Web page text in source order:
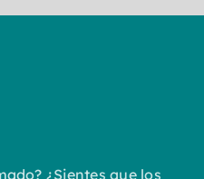
¿Sientes que los